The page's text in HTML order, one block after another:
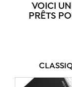
VOICI
PRÊTS